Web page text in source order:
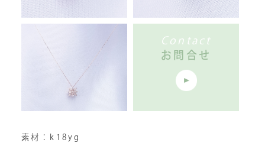
素材：k18yg
Contact
お問合せ